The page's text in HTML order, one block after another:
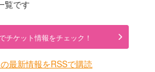
覧です
チケット情報をチェック！
最新情報をRSSで購読